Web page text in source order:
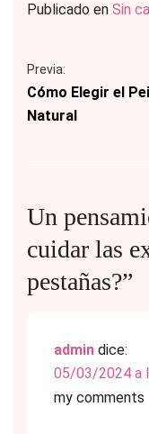
Publicado en Sin
Previa:
Cómo Elegir el
Natural
Un
cuidar las
pestañas?”
admin dice:
05/03/2024 a
my comments